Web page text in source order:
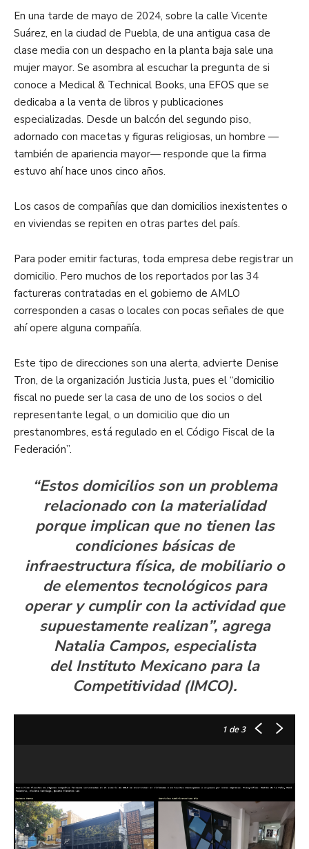
En una tarde de mayo de 2024, sobre la calle Vicente
Suárez, en la ciudad de Puebla, de una antigua casa de
clase media con un despacho en la planta baja sale una
mujer mayor. Se asombra al escuchar la pregunta de si
conoce a Medical & Technical Books, una EFOS que se
dedicaba a la venta de libros y publicaciones
especializadas. Desde un balcón del segundo piso,
adornado con macetas y figuras religiosas, un hombre —
también de apariencia mayor— responde que la firma
estuvo ahí hace unos cinco años.
Los casos de compañías que dan domicilios inexistentes o
en viviendas se repiten en otras partes del país.
Para poder emitir facturas, toda empresa debe registrar un
domicilio. Pero muchos de los reportados por las 34
factureras contratadas en el gobierno de AMLO
corresponden a casas o locales con pocas señales de que
ahí opere alguna compañía.
Este tipo de direcciones son una alerta, advierte Denise
Tron, de la organización Justicia Justa, pues el “domicilio
fiscal no puede ser la casa de uno de los socios o del
representante legal, o un domicilio que dio un
prestanombres, está regulado en el Código Fiscal de la
Federación”.
“Estos domicilios son un problema
relacionado con la materialidad
porque implican que no tienen las
condiciones básicas de
infraestructura física, de mobiliario o
de elementos tecnológicos para
operar y cumplir con la actividad que
supuestamente realizan”, agrega
Natalia Campos, especialista
del Instituto Mexicano para la
Competitividad (IMCO).
1 de 3